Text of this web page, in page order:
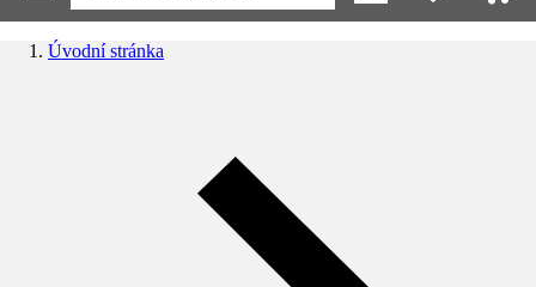
Úvodní stránka